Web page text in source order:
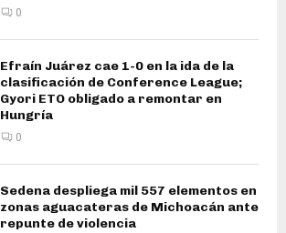
0
Efraín Juárez cae 1-0 en la ida de la
clasificación de Conference League;
Gyori ETO obligado a remontar en
Hungría
0
Sedena despliega mil 557 elementos en
zonas aguacateras de Michoacán ante
repunte de violencia